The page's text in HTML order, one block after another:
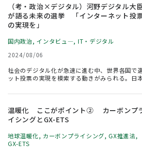
（CBAM）である。具体的には、輸入品製造時
排出を対象とした負担を通関の際に求め、競争
のである。EUで2023年10月に施行されたのに
た。さらに豪州でも、産業分野へのGHG排出の
CBAM導入が検討されている。GHG排出を規制
CBAM導入の動きが議会中心に活発化し、2024
主、共和超党派での法案、PROVE IT Actが提案
院で提案された法案に修正を加え、改めて下院
る。成立するかどうかは読めない部分も多いが
議会選の結果次第では、議論が進展する可能性
いては、自由貿易を原則とする世界貿易機関（
（考・政治×デジタル）河野デジタル大
が語る未来の選挙 「インターネット投
の実現を」
国内政治, インタビュ―, IT・デジタル
2024/08/06
社会のデジタル化が急速に進む中、世界各国で
ット投票の実現を模索する動きがみられる。日
において、「誰一人取り残されない、人に優し
ジタル大臣にインタビューし、日本でのネット
展望について聞いた。その中で河野デジタル大
る参院選での一部導入に意欲を示した。
温暖化 ここがポイント② カーボンプ
イシングとGX-ETS
地球温暖化, カーボンプライシング,GX推進法,
GX-ETS